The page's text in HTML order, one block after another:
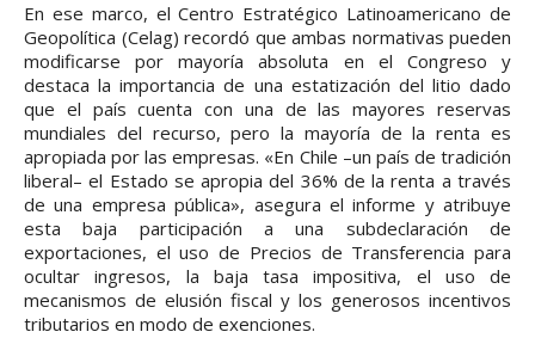
En ese marco, el Centro Estratégico Latinoamericano de
Geopolítica (Celag) recordó que ambas normativas pueden
modificarse por mayoría absoluta en el Congreso y
destaca la importancia de una estatización del litio dado
que el país cuenta con una de las mayores reservas
mundiales del recurso, pero la mayoría de la renta es
apropiada por las empresas. «En Chile –un país de tradición
liberal– el Estado se apropia del 36% de la renta a través
de una empresa pública», asegura el informe y atribuye
esta baja participación a una subdeclaración de
exportaciones, el uso de Precios de Transferencia para
ocultar ingresos, la baja tasa impositiva, el uso de
mecanismos de elusión fiscal y los generosos incentivos
tributarios en modo de exenciones.